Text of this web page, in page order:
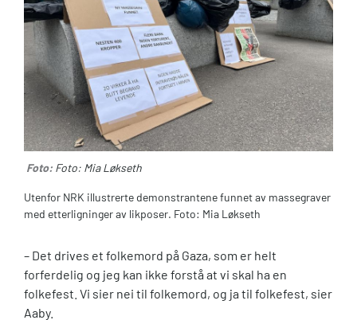
Foto: Foto: Mia Løkseth
Utenfor NRK illustrerte demonstrantene funnet av massegraver
med etterligninger av likposer. Foto: Mia Løkseth
– Det drives et folkemord på Gaza, som er helt
forferdelig og jeg kan ikke forstå at vi skal ha en
folkefest. Vi sier nei til folkemord, og ja til folkefest, sier
Aaby.